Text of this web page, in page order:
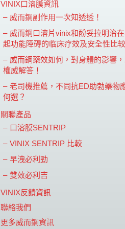
VINIX口溶膜資訊
威而鋼副作用一次知透透！
威而鋼口溶片vinix和酚妥拉明治
起功能障碍的临床疗效及安全性比较
威而鋼藥效如何，對身體的影響
權威解答！
老司機推薦，不同抗ED助勃藥物
何選？
關聯產品
口溶膜SENTRIP
VINIX SENTRIP 比較
早洩必利勁
雙效必利吉
VINIX反饋資訊
聯絡我們
更多威而鋼資訊